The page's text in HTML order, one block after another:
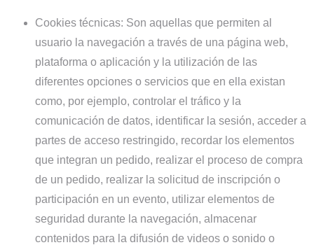
Cookies técnicas: Son aquellas que permiten al
usuario la navegación a través de una página web,
plataforma o aplicación y la utilización de las
diferentes opciones o servicios que en ella existan
como, por ejemplo, controlar el tráfico y la
comunicación de datos, identificar la sesión, acceder a
partes de acceso restringido, recordar los elementos
que integran un pedido, realizar el proceso de compra
de un pedido, realizar la solicitud de inscripción o
participación en un evento, utilizar elementos de
seguridad durante la navegación, almacenar
contenidos para la difusión de videos o sonido o